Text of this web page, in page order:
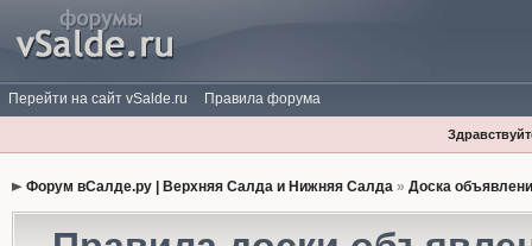
Перейти на сайт vSalde.ru Правила форума
Форум вСалде.ру | Верхняя Салда и Нижняя Салда» Доска